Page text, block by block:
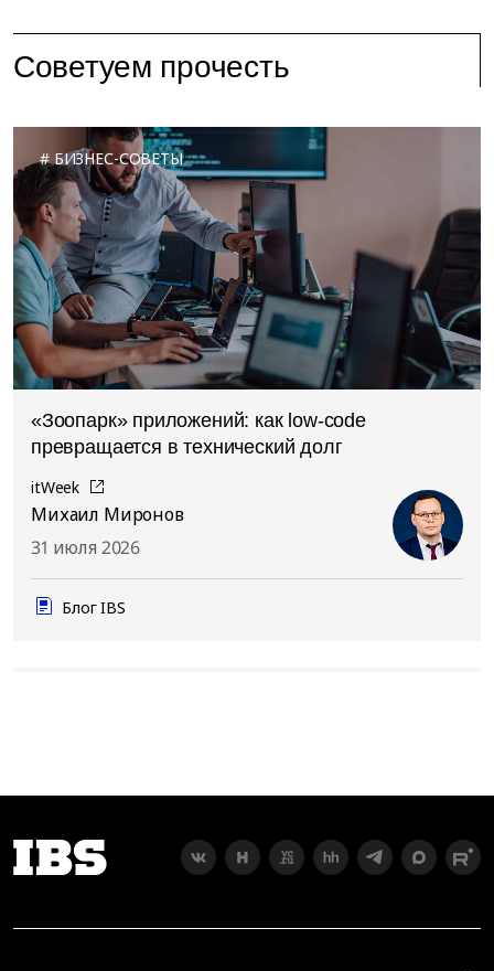
Советуем прочесть
БИЗНЕС-СОВЕТЫ
«Зоопарк» приложений: как low-code
превращается в технический долг
itWeek
Михаил Миронов
31 июля 2026
Блог IBS